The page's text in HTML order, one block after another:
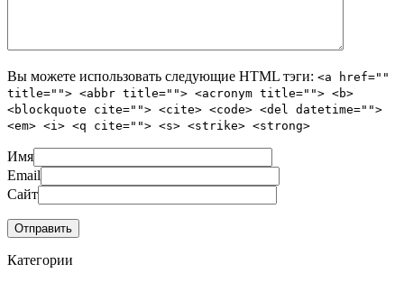
Вы можете использовать следующие HTML тэги: <a href=""
title=""> <abbr title=""> <acronym title=""> <b>
<blockquote cite=""> <cite> <code> <del datetime="">
<em> <i> <q cite=""> <s> <strike> <strong>
Имя
Email
Сайт
Категории